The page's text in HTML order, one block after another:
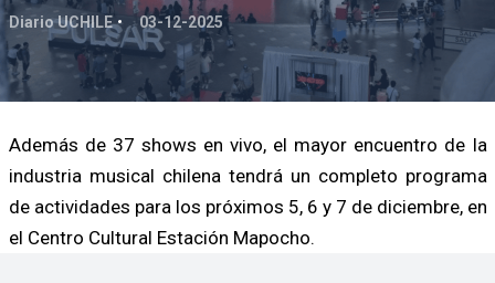
Diario UCHILE 03-12-2025
Además de 37 shows en vivo, el mayor encuentro de la
industria musical chilena tendrá un completo programa
de actividades para los próximos 5, 6 y 7 de diciembre, en
el Centro Cultural Estación Mapocho.